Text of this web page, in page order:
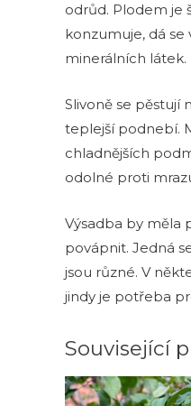
odrůd. Plodem je
konzumuje, dá se
minerálních látek.
Slivoně se pěstují
teplejší podnebí.
chladnějších
odolné proti
Výsadba by měla
povápnit. Jedná
jsou různé. V
jindy je potřeba
Související